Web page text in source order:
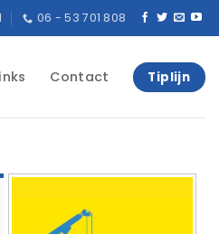
06 - 53 701 808
Contact Tiplijn